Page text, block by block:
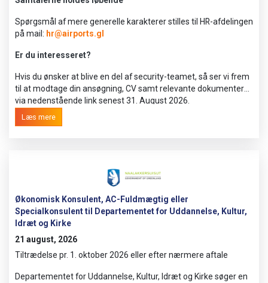
Spørgsmål af mere generelle karakterer stilles til HR-afdelingen
på mail: hr@airports.gl
Er du interesseret?
Hvis du ønsker at blive en del af security-teamet, så ser vi frem
til at modtage din ansøgning, CV samt relevante dokumenter
via nedenstående link senest 31. August 2026.
Læs mere
Økonomisk Konsulent, AC-Fuldmægtig eller
Specialkonsulent til Departementet for Uddannelse, Kultur,
Idræt og Kirke
21 august, 2026
Tiltrædelse pr. 1. oktober 2026 eller efter nærmere aftale
Departementet for Uddannelse, Kultur, Idræt og Kirke søger en